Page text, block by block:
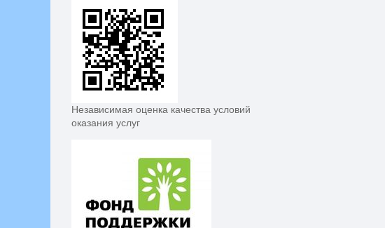
Независимая оценка качества условий
оказания услуг